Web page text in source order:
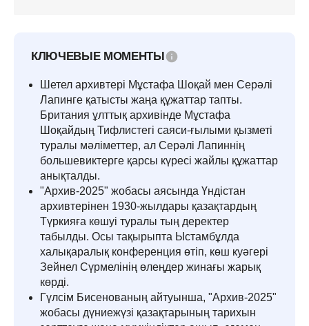
КЛЮЧЕВЫЕ МОМЕНТЫ
Шетел архивтері Мұстафа Шоқай мен Серәлі
Лапинге қатысты жаңа құжаттар тапты.
Британия ұлттық архивінде Мұстафа
Шоқайдың Тифлистегі саяси-ғылыми қызметі
туралы мәліметтер, ал Серәлі Лапиннің
большевиктерге қарсы күресі жайлы құжаттар
анықталды.
"Архив-2025" жобасы аясында Үндістан
архивтерінен 1930-жылдары қазақтардың
Түркияға көшуі туралы тың деректер
табылды. Осы тақырыпта Ыстамбұлда
халықаралық конференция өтіп, көш куәгері
Зейнел Сүрмелінің өлеңдер жинағы жарық
көрді.
Гүлсім Бисенованың айтуынша, "Архив-2025"
жобасы дүниежүзі қазақтарының тарихын